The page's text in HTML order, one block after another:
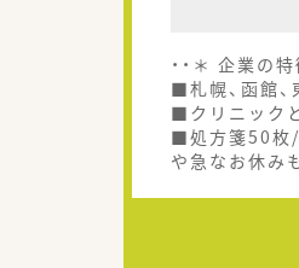
・・＊ 企業の特
■札幌、函館
■クリニック
■処方箋50枚/
や急なお休み